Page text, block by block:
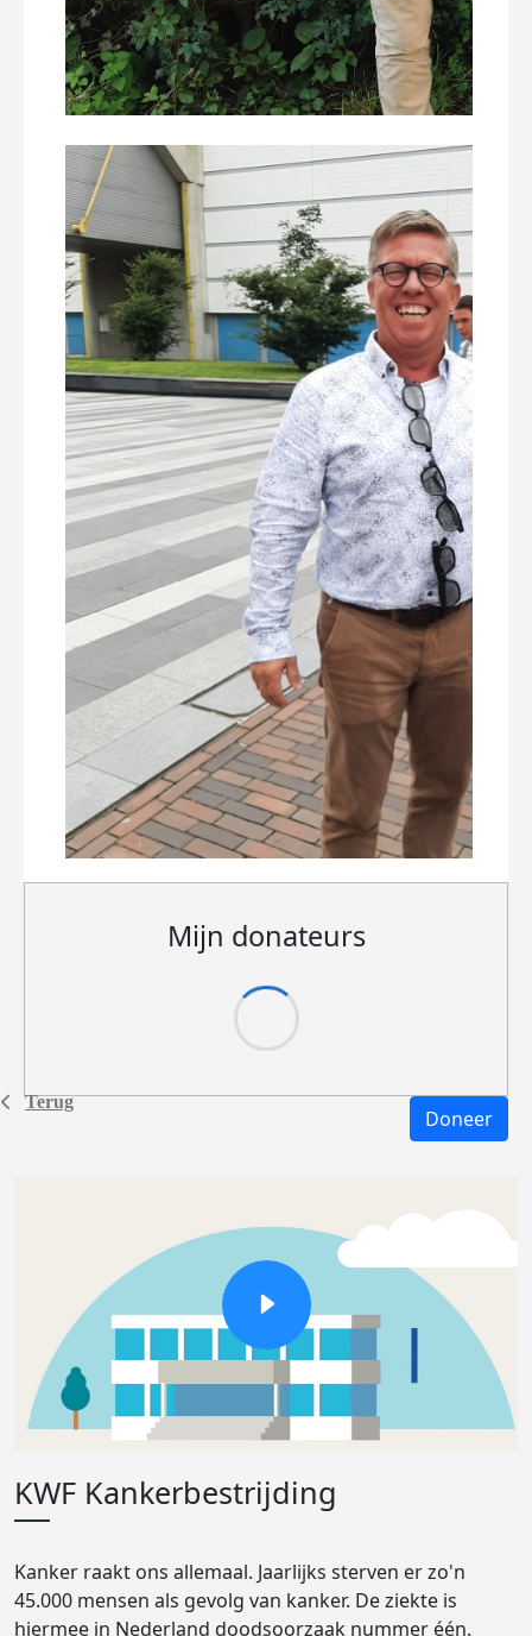
Terug
Mijn donateurs
Doneer
KWF Kankerbestrijding
Kanker raakt ons allemaal. Jaarlijks sterven er zo'n
45.000 mensen als gevolg van kanker. De ziekte is
hiermee in Nederland doodsoorzaak nummer één.